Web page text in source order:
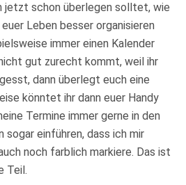
jetzt schon überlegen solltet, wie
Leben besser organisieren
immer einen Kalender
gut zurecht kommt, weil ihr
dann überlegt euch eine
könntet ihr dann euer Handy
Termine immer gerne in den
sogar einführen, dass ich mir
noch farblich markiere. Das ist
Teil.